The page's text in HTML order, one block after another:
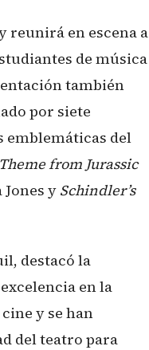
reunirá en escena a
de música
también
por siete
emblemáticas del
Theme from Jurassic
y Schindler’s
destacó la
en la
y se han
del teatro para